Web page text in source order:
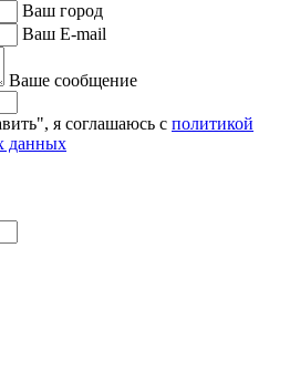
Ваш город
Ваш E-mail
Ваше сообщение
я соглашаюсь с политикой
данных